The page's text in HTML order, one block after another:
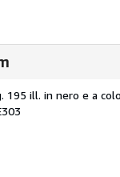
195 ill. in nero e a